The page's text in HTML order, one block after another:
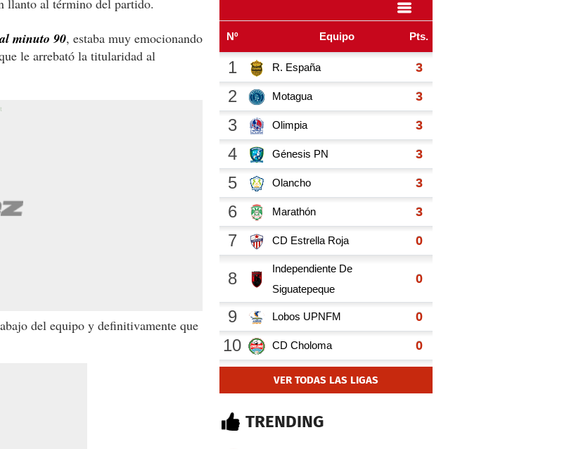
llanto al término del partido.
minuto 90, estaba muy emocionando
le arrebató la titularidad al
del equipo y definitivamente que
VER TODAS LAS LIGAS
TRENDING